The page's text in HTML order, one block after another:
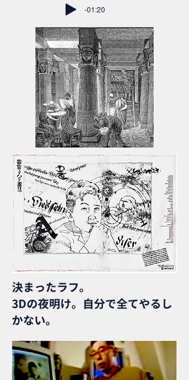
-01:20
決まったラフ。
3Dの夜明け。自分で全てやるし
かない。